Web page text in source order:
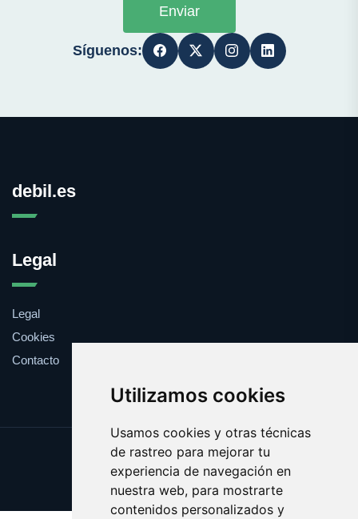
Utilizamos cookies
Usamos cookies y otras técnicas
de rastreo para mejorar tu
experiencia de navegación en
nuestra web, para mostrarte
contenidos personalizados y
Enviar
Síguenos:
debil.es
Legal
Legal
Cookies
Contacto
Update cookies preferences
Copyright © 2025 debil.es